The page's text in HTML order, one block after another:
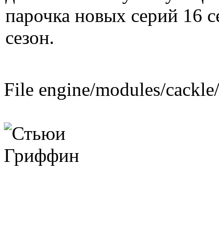
парочка новых серий 16
сезон.
File engine/modules/